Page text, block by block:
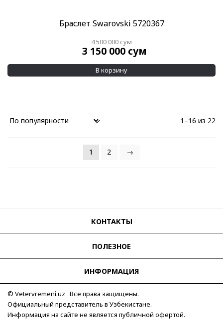
Браслет Swarovski 5720367
4 500 000сум
3 150 000 сум
В корзину
1–16 из 22
1 2 →
КОНТАКТЫ
ПОЛЕЗНОЕ
ИНФОРМАЦИЯ
© Vetervremeni.uz Все права защищены.
Официальный представитель в Узбекистане.
Информация на сайте не является публичной офертой.